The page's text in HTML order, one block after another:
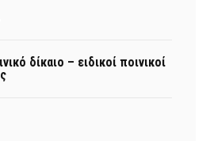
δίκαιο – ειδικοί ποινικοί